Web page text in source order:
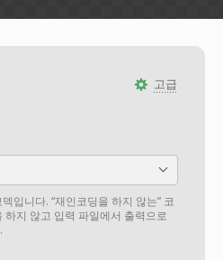
고급
입니다. “재인코딩을 하지 않는” 코
지 않고 입력 파일에서 출력으로